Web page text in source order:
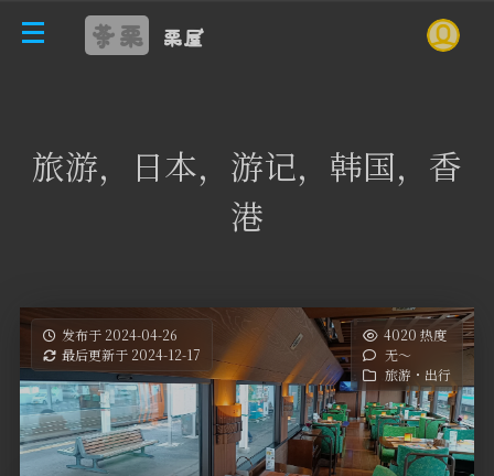
茶栗 栗屋
旅游，日本，游记，韩国，香
港
发布于 2024-04-26
最后更新于 2024-12-17
4020 热度
无～
旅游・出行